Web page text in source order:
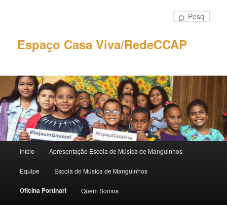
principalEspaço Casa Viva/RedeCCAP
principal
Início Apresentação Escola de Música de Manguinhos
Equipe Escola de Música de Manguinhos
Oficina Portinari Quem Somos